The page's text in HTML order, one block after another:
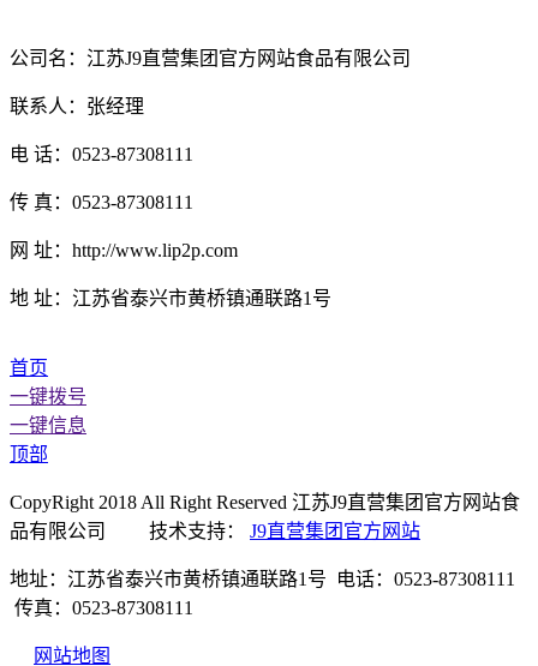
公司名：江苏J9直营集团官方网站食品有限公司
联系人：张经理
电 话：0523-87308111
传 真：0523-87308111
网 址：http://www.lip2p.com
地 址：江苏省泰兴市黄桥镇通联路1号
首页
一键拨号
一键信息
顶部
CopyRight 2018 All Right Reserved 江苏J9直营集团官方网站食
品有限公司 技术支持： J9直营集团官方网站
地址：江苏省泰兴市黄桥镇通联路1号 电话：0523-87308111
传真：0523-87308111
网站地图